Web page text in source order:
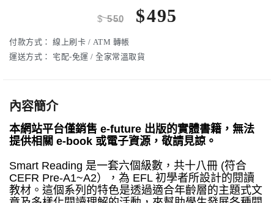
$550 $495
付款方式： 線上刷卡 / ATM 轉帳
運送方式：
宅配-免運 / 全家常溫取貨
內容簡介
本網站平台僅銷售 e-future 出版的實體書籍，無法
提供相關 e-book 或電子資源，敬請見諒。
Smart Reading 是一套六個級數，共十八冊 (符合
CEFR Pre-A1~A2），為 EFL 初學者所設計的閱讀
教材。這個系列的特色是透過適合年齡層的主題式文